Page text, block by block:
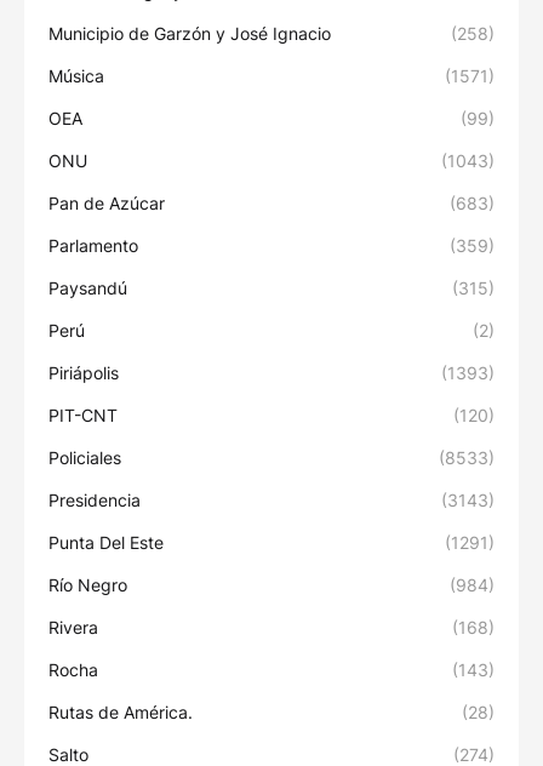
Municipio de Garzón y José Ignacio (258)
Música (1571)
OEA (99)
ONU (1043)
Pan de Azúcar (683)
Parlamento (359)
Paysandú (315)
Perú (2)
Piriápolis (1393)
PIT-CNT (120)
Policiales (8533)
Presidencia (3143)
Punta Del Este (1291)
Río Negro (984)
Rivera (168)
Rocha (143)
Rutas de América. (28)
Salto (274)